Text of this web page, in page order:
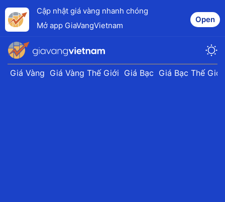
Cập nhật giá vàng nhanh chóng
Mở app GiaVangVietnam
Open
Giá Vàng Giá Vàng Thế Giới Giá Bạc Giá Bạc Thế Giới